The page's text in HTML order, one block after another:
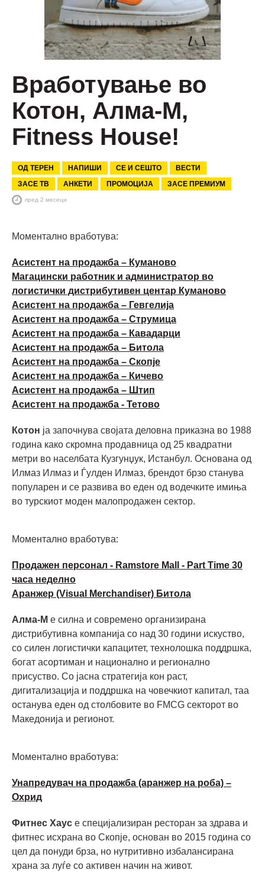
Вработување во
Котон, Алма-М,
Fitness House!
ОД ТЕРЕН НАПИШИ СЕ И СЕШТО
ВЕСТИ
ЗАСЕ ТВ
АНКЕТИ ПРОМОЦИЈА ЗАСЕ ПРЕМИУМ
пред 2 месеци
Моментално вработува:
Асистент на продажба – Куманово
Магацински работник и администратор во
логистички дистрибутивен центар Куманово
Асистент на продажба – Гевгелија
Асистент на продажба – Струмица
Асистент на продажба – Кавадарци
Асистент на продажба – Битола
Асистент на продажба – Скопје
Асистент на продажба – Кичево
Асистент на продажба – Штип
Асистент на продажба - Тетово
Котон ја започнува својата деловна приказна во 1988
година како скромна продавница од 25 квадратни
метри во населбата Кузгунџук, Истанбул. Основана од
Илмаз Илмаз и Ѓулден Илмаз, брендот брзо станува
популарен и се развива во еден од водечките имиња
во турскиот моден малопродажен сектор.
Моментално вработува:
Продажен персонал - Ramstore Mall - Part Time 30
часа неделно
Аранжер (Visual Merchandiser) Битола
Алма-М е силна и современо организирана
дистрибутивна компанија со над 30 години искуство,
со силен логистички капацитет, технолошка поддршка,
богат асортиман и национално и регионално
присуство. Со јасна стратегија кон раст,
дигитализација и поддршка на човечкиот капитал, таа
останува еден од столбовите во FMCG секторот во
Македонија и регионот.
Моментално вработува:
Унапредувач на продажба (аранжер на роба) –
Охрид
Фитнес Хаус е специјализиран ресторан за здрава и
фитнес исхрана во Скопје, основан во 2015 година со
цел да понуди брза, но нутритивно избалансирана
храна за луѓе со активен начин на живот.